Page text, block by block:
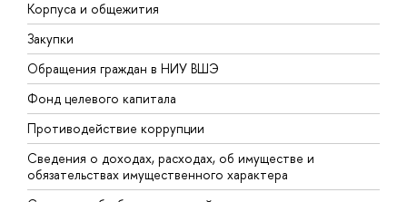
Корпуса и общежития
Закупки
Обращения граждан в НИУ ВШЭ
Фонд целевого капитала
Противодействие коррупции
Сведения о доходах, расходах, об имуществе и
обязательствах имущественного характера